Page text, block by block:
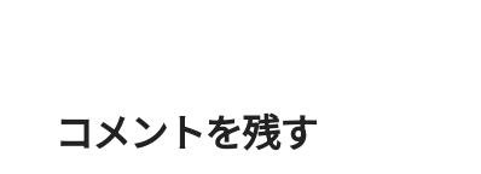
コメントを残す